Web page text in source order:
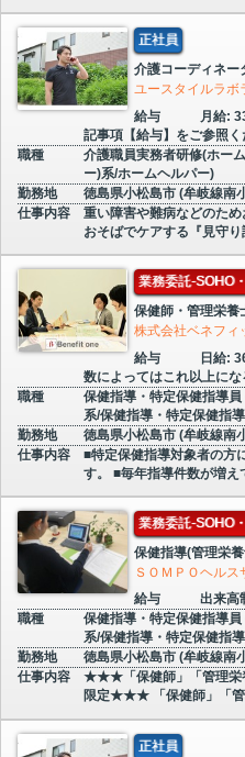
正社員
介護コーディネー
ユースタイルラボ
給与
月給:
記事項【給与】をご参照く
職種
介護職員実務者研修(ホー
ー)系/ホームヘルパー)
勤務地
徳島県小松島市 (牟岐線南
仕事内容
重い障害や難病などのた
おそばでケアする『見守
業務委託-SOHO
保健師・管理栄養
株式会社ベネフィ
給与
日給:
数によってはこれ以上にな
職種
保健指導・特定保健指導
系/保健指導・特定保健指
勤務地
徳島県小松島市 (牟岐線南
仕事内容
■特定保健指導対象者の方
す。 ■毎年指導件数が増え
業務委託-SOHO
保健指導(管理栄養
ＳＯＭＰＯヘル
給与
出来高
職種
保健指導・特定保健指導
系/保健指導・特定保健指
勤務地
徳島県小松島市 (牟岐線南
仕事内容
★★★「保健師」「管理栄
限定★★★ 「保健師」「管
正社員